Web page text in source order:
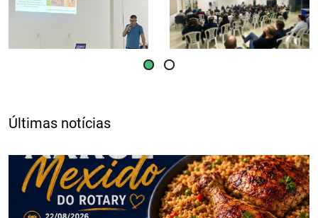
Últimas notícias